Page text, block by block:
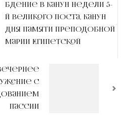
бдение в канун Недели 5-
й Великого поста, канун
дня памяти преподобной
Марии Египетской
Вечернее
с
Пассии